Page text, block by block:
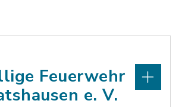
Feuerwehr
e. V.